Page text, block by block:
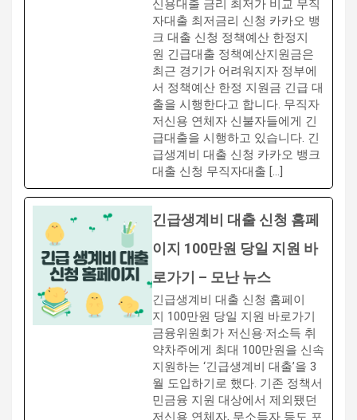
신용대출 금리 최저가 비교 무직
자대출 최저금리 신청 카카오 뱅
크 대출 신청 정책예산 한정지
원 긴급대출 정책예산지원금은
최근 경기가 어려워지자 정부에
서 정책예산 한정 지원금 긴급 대
출을 시행한다고 합니다. 무직자
저신용 연체자 신불자들에게 긴
급대출을 시행하고 있습니다. 긴
급생계비 대출 신청 카카오 뱅크
대출 신청 무직자대출 […]
긴급생계비 대출 신청 홈페
이지 100만원 당일 지원 바
로가기 – 모난 뉴스
긴급생계비 대출 신청 홈페이
지 100만원 당일 지원 바로가기
금융위원회가 저신용·저소득 취
약차주에게 최대 100만원을 신속
지원하는 ‘긴급생계비 대출’을 3
월 도입하기로 했다. 기존 정책서
민금융 지원 대상에서 제외됐던
저신용 연체자, 무소득자 등도 포